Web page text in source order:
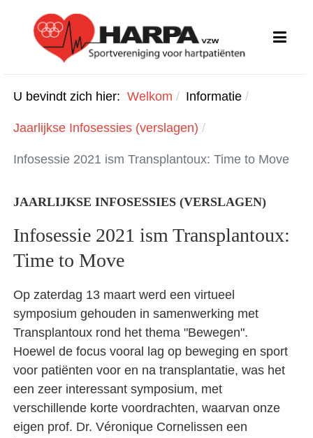
U bevindt zich hier: Welkom Informatie
Jaarlijkse Infosessies (verslagen)
Infosessie 2021 ism Transplantoux: Time to Move
JAARLIJKSE INFOSESSIES (VERSLAGEN)
Infosessie 2021 ism Transplantoux:
Time to Move
Op zaterdag 13 maart werd een virtueel
symposium gehouden in samenwerking met
Transplantoux rond het thema "Bewegen".
Hoewel de focus vooral lag op beweging en sport
voor patiënten voor en na transplantatie, was het
een zeer interessant symposium, met
verschillende korte voordrachten, waarvan onze
eigen prof. Dr. Véronique Cornelissen een